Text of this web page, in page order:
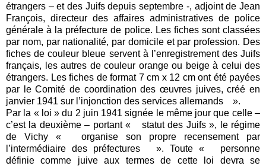
étrangers – et des Juifs depuis septembre -, adjoint de Jean
François, directeur des affaires administratives de police
générale à la préfecture de police. Les fiches sont classées
par nom, par nationalité, par domicile et par profession. Des
fiches de couleur bleue servent à l’enregistrement des Juifs
français, les autres de couleur orange ou beige à celui des
étrangers. Les fiches de format 7 cm x 12 cm ont été payées
par le Comité de coordination des œuvres juives, créé en
janvier 1941 sur l’injonction des services allemands ».
Par la « loi » du 2 juin 1941 signée le même jour que celle –
c’est la deuxième – portant « statut des Juifs », le régime
de Vichy « organise son propre recensement par
l’intermédiaire des préfectures ». Toute « personne
définie comme juive aux termes de cette loi devra se